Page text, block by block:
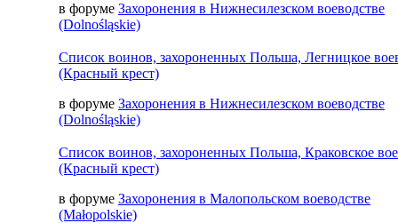
в форуме Захоронения в Нижнесилезском воеводстве
(Dolnośląskie)
Список воинов, захороненных Польша, Легницкое
(Красный крест)
в форуме Захоронения в Нижнесилезском воеводстве
(Dolnośląskie)
Список воинов, захороненных Польша, Краковское
(Красный крест)
в форуме Захоронения в Малопольском воеводстве
(Małopolskie)